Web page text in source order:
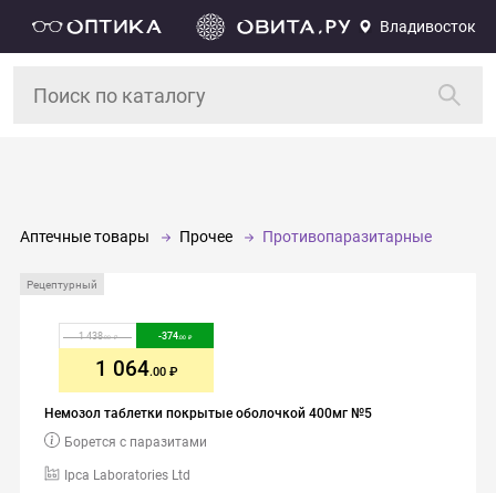
Владивосток
Аптечные товары Прочее Противопаразитарные
Рецептурный
Немозол таблетки покрытые оболочкой 400мг №5
Ipca Laboratories Ltd
Борется с паразитами
1 438.00 -374.00
1 064.00